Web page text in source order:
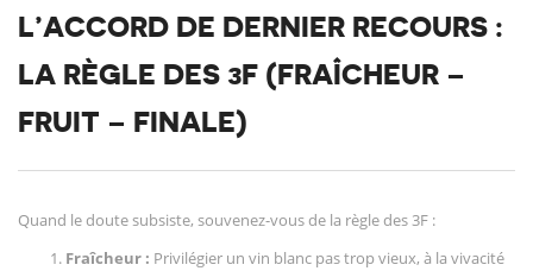
L’ACCORD DE DERNIER RECOURS :
LA RÈGLE DES 3F (FRAÎCHEUR –
FRUIT – FINALE)
Quand le doute subsiste, souvenez-vous de la règle des 3F :
Fraîcheur : Privilégier un vin blanc pas trop vieux, à la vivacité